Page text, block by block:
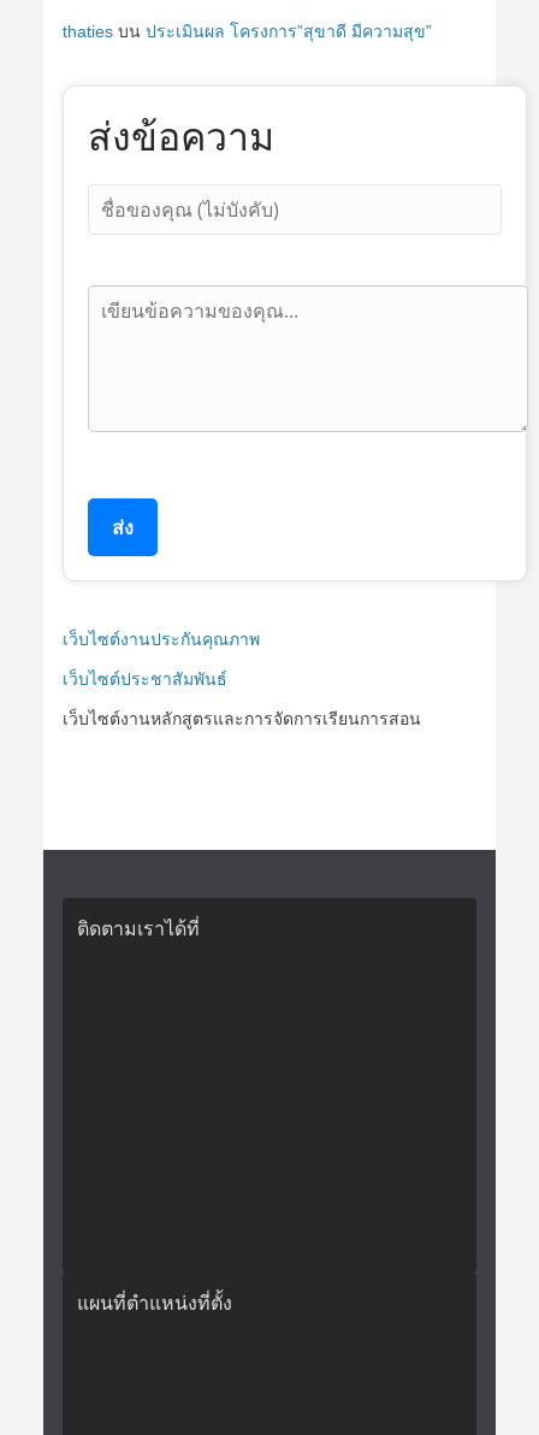
thatiesบน ประเมินผล โครงการ”สุขาดี มีความสุข”
ส่งข้อความ
ส่ง
เว็บไซต์งานประกันคุณภาพ
เว็บไซต์ประชาสัมพันธ์
เว็บไซต์งานหลักสูตรและการจัดการเรียนการสอน
ติดตามเราได้ที่
แผนที่ตำแหน่งที่ตั้ง